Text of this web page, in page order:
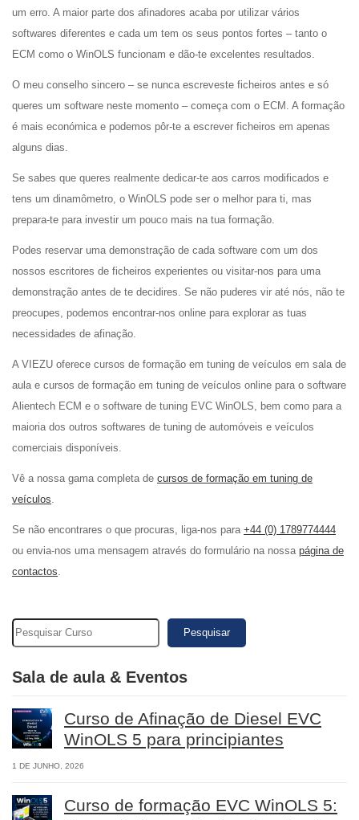
um erro. A maior parte dos afinadores acaba por utilizar vários
softwares diferentes e cada um tem os seus pontos fortes – tanto o
ECM como o WinOLS funcionam e dão-te excelentes resultados.
O meu conselho sincero – se nunca escreveste ficheiros antes e só
queres um software neste momento – começa com o ECM. A formação
é mais económica e podemos pôr-te a escrever ficheiros em apenas
alguns dias.
Se sabes que queres realmente dedicar-te aos carros modificados e
tens um dinamômetro, o WinOLS pode ser o melhor para ti, mas
prepara-te para investir um pouco mais na tua formação.
Podes reservar uma demonstração de cada software com um dos
nossos escritores de ficheiros experientes ou visitar-nos para uma
demonstração antes de te decidires. Se não puderes vir até nós, não te
preocupes, podemos encontrar-nos online para explorar as tuas
necessidades de afinação.
A VIEZU oferece cursos de formação em tuning de veículos em sala de
aula e cursos de formação em tuning de veículos online para o software
Alientech ECM e o software de tuning EVC WinOLS, bem como para a
maioria dos outros softwares de tuning de automóveis e veículos
comerciais disponíveis.
Vê a nossa gama completa de cursos de formação em tuning de
veículos.
Se não encontrares o que procuras, liga-nos para +44 (0) 1789774444
ou envia-nos uma mensagem através do formulário na nossa página de
contactos.
Pesquisar
Sala de aula & Eventos
Curso de Afinação de Diesel EVC
WinOLS 5 para principiantes
1 DE JUNHO, 2026
Curso de formação EVC WinOLS 5: